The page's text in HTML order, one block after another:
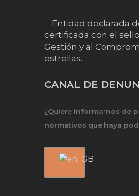
Entidad declarada
certificada con el
Gestión y al
estrellas.
CANAL DE
¿Quiere informarnos de
normativos que haya